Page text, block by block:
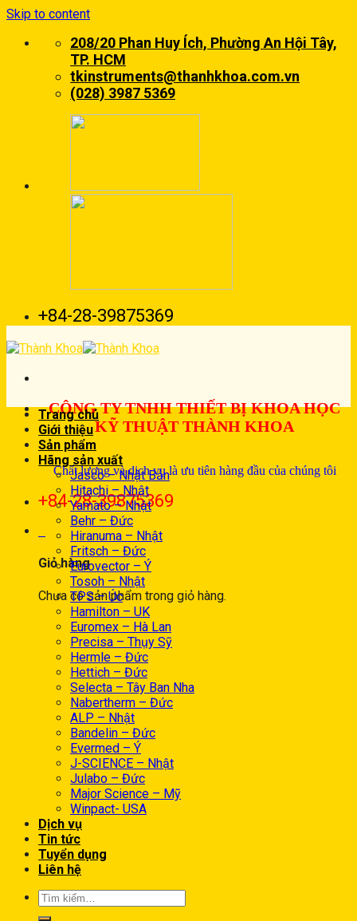
Skip to content
208/20 Phan Huy Ích, Phường An Hội Tây,
TP. HCM
tkinstruments@thanhkhoa.com.vn
(028) 3987 5369
+84-28-39875369
CÔNG TY TNHH THIẾT BỊ KHOA HỌC
KỸ THUẬT THÀNH KHOA
Chất lượng và dịch vụ là ưu tiên hàng đầu của chúng tôi
+84-28-39875369
Giỏ hàng
Chưa có sản phẩm trong giỏ hàng.
Trang chủ
Giới thiệu
Sản phẩm
Hãng sản xuất
Jasco – Nhật Bản
Hitachi – Nhật
Yamato – Nhật
Behr – Đức
Hiranuma – Nhật
Fritsch – Đức
Eurovector – Ý
Tosoh – Nhật
TPS – Úc
Hamilton – UK
Euromex – Hà Lan
Precisa – Thụy Sỹ
Hermle – Đức
Hettich – Đức
Selecta – Tây Ban Nha
Nabertherm – Đức
ALP – Nhật
Bandelin – Đức
Evermed – Ý
J-SCIENCE – Nhật
Julabo – Đức
Major Science – Mỹ
Winpact- USA
Dịch vụ
Tin tức
Tuyển dụng
Liên hệ